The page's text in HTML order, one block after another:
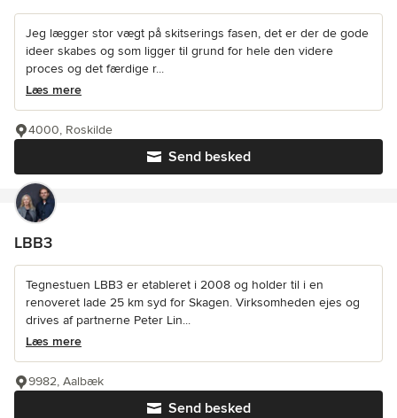
Jeg lægger stor vægt på skitserings fasen, det er der de gode
ideer skabes og som ligger til grund for hele den videre
proces og det færdige r...
Læs mere
Send besked
4000, Roskilde
LBB3
Tegnestuen LBB3 er etableret i 2008 og holder til i en
renoveret lade 25 km syd for Skagen. Virksomheden ejes og
drives af partnerne Peter Lin...
Læs mere
Send besked
9982, Aalbæk